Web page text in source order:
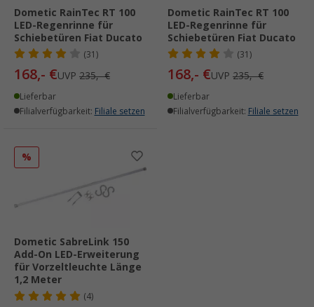
Dometic RainTec RT 100
LED-Regenrinne für
Schiebetüren Fiat Ducato
(31)
168,- €UVP 235,- €
Lieferbar
Filialverfügbarkeit: Filiale setzen
Dometic RainTec RT 100
LED-Regenrinne für
Schiebetüren Fiat Ducato
(31)
168,- €UVP 235,- €
Lieferbar
Filialverfügbarkeit: Filiale setzen
%
Dometic SabreLink 150
Add-On LED-Erweiterung
für Vorzeltleuchte Länge
1,2 Meter
(4)